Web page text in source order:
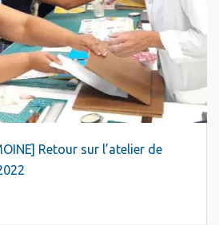
Retour sur l’atelier de